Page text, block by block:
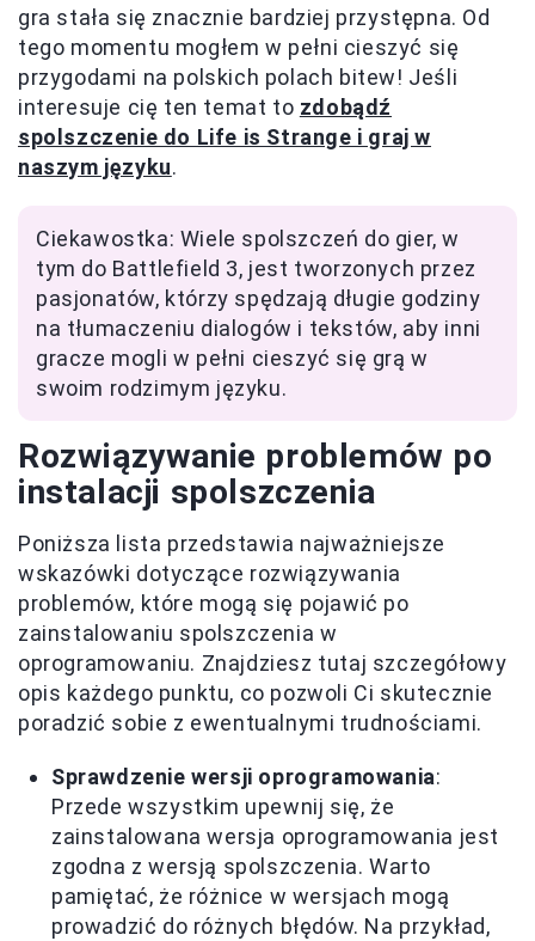
gra stała się znacznie bardziej przystępna. Od
tego momentu mogłem w pełni cieszyć się
przygodami na polskich polach bitew! Jeśli
interesuje cię ten temat to zdobądź
spolszczenie do Life is Strange i graj w
naszym języku.
Ciekawostka: Wiele spolszczeń do gier, w
tym do Battlefield 3, jest tworzonych przez
pasjonatów, którzy spędzają długie godziny
na tłumaczeniu dialogów i tekstów, aby inni
gracze mogli w pełni cieszyć się grą w
swoim rodzimym języku.
Rozwiązywanie problemów po
instalacji spolszczenia
Poniższa lista przedstawia najważniejsze
wskazówki dotyczące rozwiązywania
problemów, które mogą się pojawić po
zainstalowaniu spolszczenia w
oprogramowaniu. Znajdziesz tutaj szczegółowy
opis każdego punktu, co pozwoli Ci skutecznie
poradzić sobie z ewentualnymi trudnościami.
Sprawdzenie wersji oprogramowania:
Przede wszystkim upewnij się, że
zainstalowana wersja oprogramowania jest
zgodna z wersją spolszczenia. Warto
pamiętać, że różnice w wersjach mogą
prowadzić do różnych błędów. Na przykład,